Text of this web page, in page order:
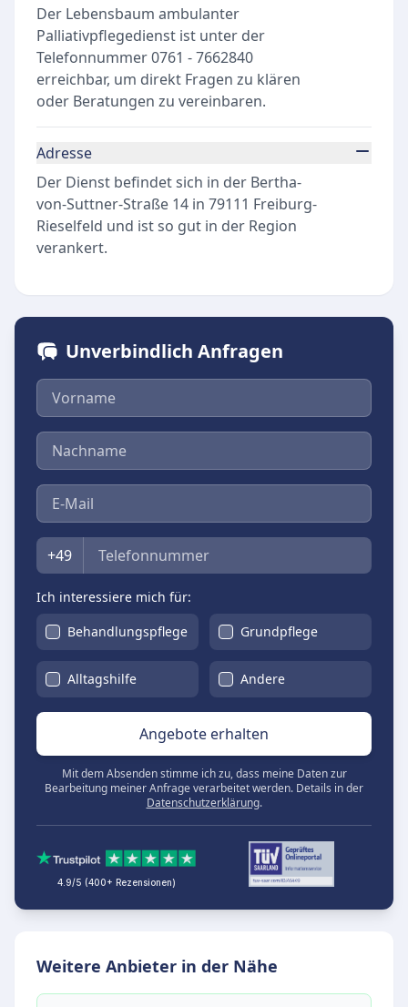
Der Lebensbaum ambulanter
Palliativpflegedienst ist unter der
Telefonnummer 0761 - 7662840
erreichbar, um direkt Fragen zu klären
oder Beratungen zu vereinbaren.
Adresse
Der Dienst befindet sich in der Bertha-
von-Suttner-Straße 14 in 79111 Freiburg-
Rieselfeld und ist so gut in der Region
verankert.
Unverbindlich Anfragen
Vorname
Nachname
E-Mail
Telefon
+49
Ich interessiere mich für:
Behandlungspflege
Grundpflege
Alltagshilfe Andere
Angebote erhalten
Mit dem Absenden stimme ich zu, dass meine Daten zur
Bearbeitung meiner Anfrage verarbeitet werden. Details in der
Datenschutzerklärung.
4.9/5 (400+ Rezensionen)
Weitere Anbieter in der Nähe